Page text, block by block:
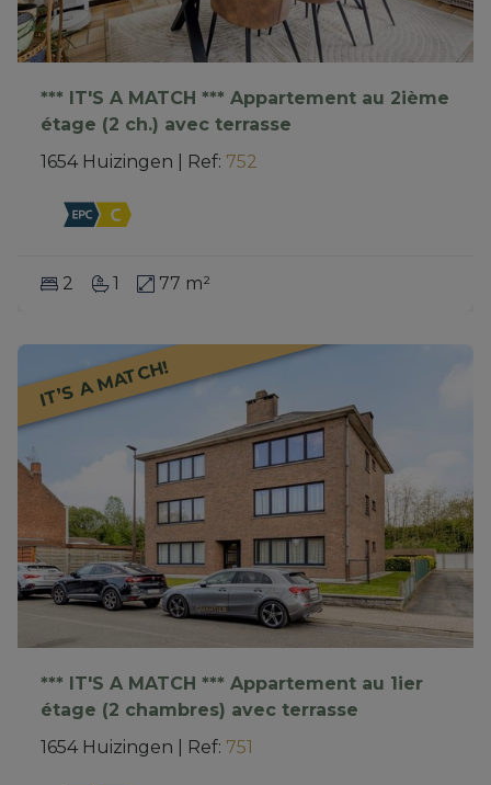
*** IT'S A MATCH *** Appartement au 2ième
étage (2 ch.) avec terrasse
1654 Huizingen
Ref: 752
2 1 77 m²
IT’S A MATCH!
*** IT'S A MATCH *** Appartement au 1ier
étage (2 chambres) avec terrasse
1654 Huizingen
Ref: 751